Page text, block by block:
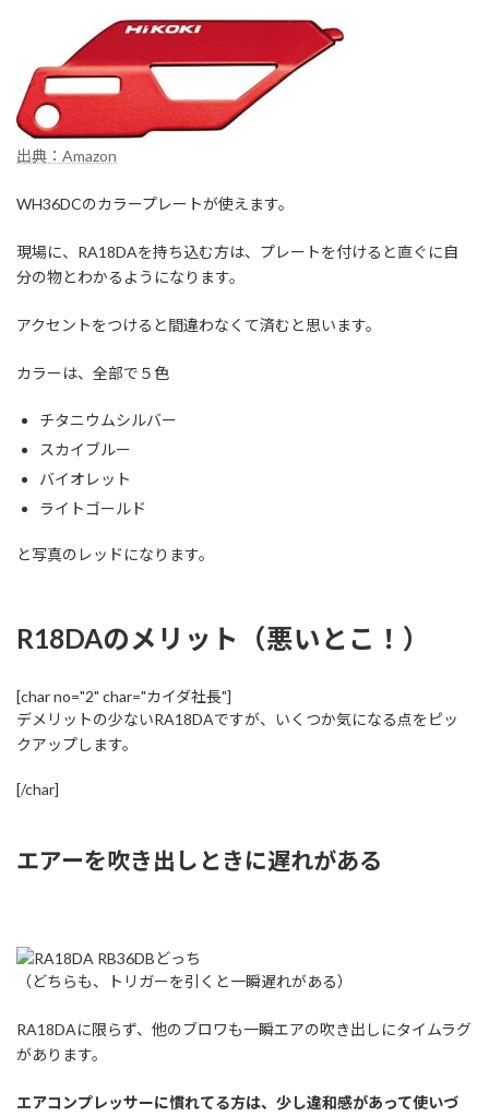
出典：Amazon
WH36DCのカラープレートが使えます。
現場に、RA18DAを持ち込む方は、プレートを付けると直ぐに自
分の物とわかるようになります。
アクセントをつけると間違わなくて済むと思います。
カラーは、全部で５色
チタニウムシルバー
スカイブルー
バイオレット
ライトゴールド
と写真のレッドになります。
R18DAのメリット（悪いとこ！）
[char no="2" char="カイダ社長"]
デメリットの少ないRA18DAですが、いくつか気になる点をピッ
クアップします。
[/char]
エアーを吹き出しときに遅れがある
（どちらも、トリガーを引くと一瞬遅れがある）
RA18DAに限らず、他のブロワも一瞬エアの吹き出しにタイムラグ
があります。
エアコンプレッサーに慣れてる方は、少し違和感があって使いづ